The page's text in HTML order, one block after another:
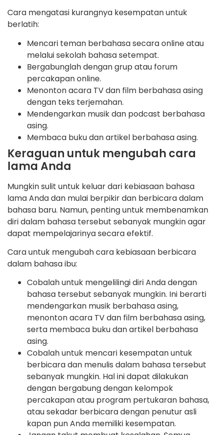
Cara mengatasi kurangnya kesempatan untuk
berlatih:
Mencari teman berbahasa secara online atau
melalui sekolah bahasa setempat.
Bergabunglah dengan grup atau forum
percakapan online.
Menonton acara TV dan film berbahasa asing
dengan teks terjemahan.
Mendengarkan musik dan podcast berbahasa
asing.
Membaca buku dan artikel berbahasa asing.
Keraguan untuk mengubah cara
lama Anda
Mungkin sulit untuk keluar dari kebiasaan bahasa
lama Anda dan mulai berpikir dan berbicara dalam
bahasa baru. Namun, penting untuk membenamkan
diri dalam bahasa tersebut sebanyak mungkin agar
dapat mempelajarinya secara efektif.
Cara untuk mengubah cara kebiasaan berbicara
dalam bahasa ibu:
Cobalah untuk mengelilingi diri Anda dengan
bahasa tersebut sebanyak mungkin. Ini berarti
mendengarkan musik berbahasa asing,
menonton acara TV dan film berbahasa asing,
serta membaca buku dan artikel berbahasa
asing.
Cobalah untuk mencari kesempatan untuk
berbicara dan menulis dalam bahasa tersebut
sebanyak mungkin. Hal ini dapat dilakukan
dengan bergabung dengan kelompok
percakapan atau program pertukaran bahasa,
atau sekadar berbicara dengan penutur asli
kapan pun Anda memiliki kesempatan.